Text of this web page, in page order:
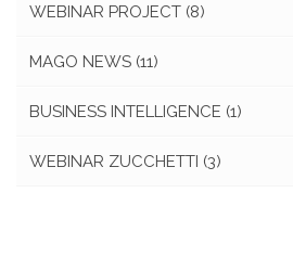
WEBINAR PROJECT (8)
MAGO NEWS (11)
BUSINESS INTELLIGENCE (1)
WEBINAR ZUCCHETTI (3)